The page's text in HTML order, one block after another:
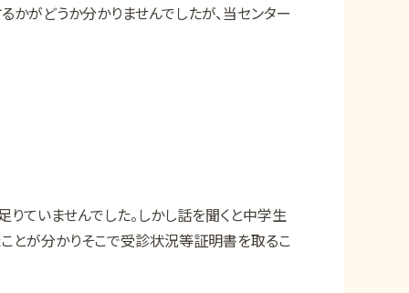
かがどうか分かりませんでしたが、当センター
ていませんでした。しかし話を聞くと中学生
とが分かりそこで受診状況等証明書を取るこ